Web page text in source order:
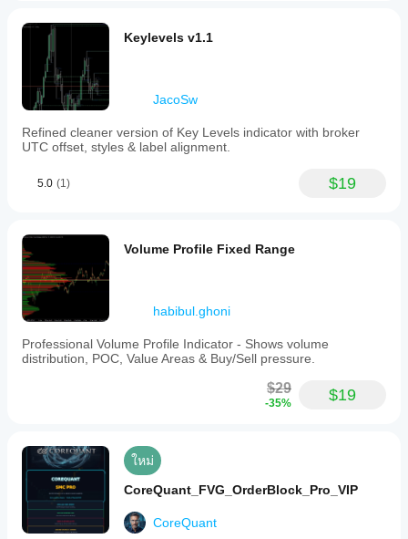
Keylevels v1.1
JacoSw
Refined cleaner version of Key Levels indicator with broker
UTC offset, styles & label alignment.
5.0 (1) $19
Volume Profile Fixed Range
habibul.ghoni
Professional Volume Profile Indicator - Shows volume
distribution, POC, Value Areas & Buy/Sell pressure.
$29
-35% $19
ใหม่
CoreQuant_FVG_OrderBlock_Pro_VIP
CoreQuant